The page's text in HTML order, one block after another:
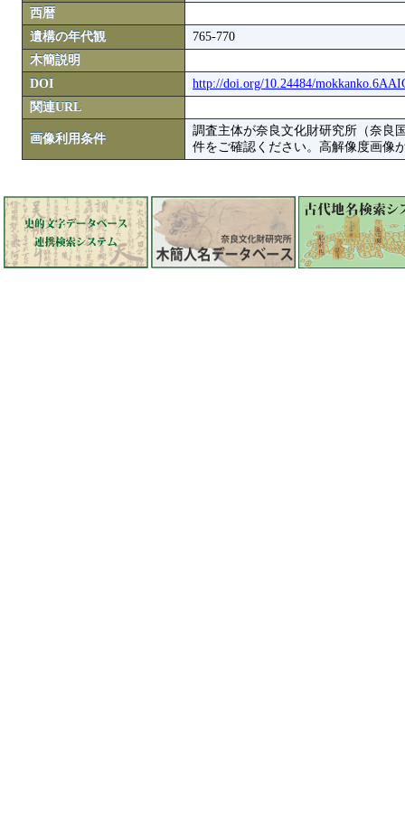
西暦
遺構の年代観
765-770
木簡説明
DOI
http://doi.org/10.24484/
関連URL
画像利用条件
調査主体が奈良文化財研究所（奈良
件をご確認ください。高解像度画像